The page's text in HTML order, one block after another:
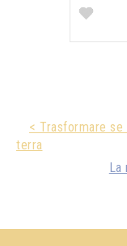
< Trasformare
terra
La